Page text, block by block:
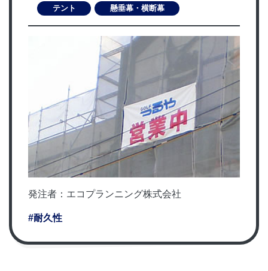
テント 懸垂幕・横断幕
発注者：エコプランニング株式会社
#耐久性